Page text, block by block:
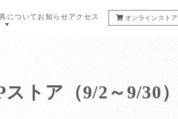
について お知らせアクセス オンラインストア
トア（9/2～9/30）